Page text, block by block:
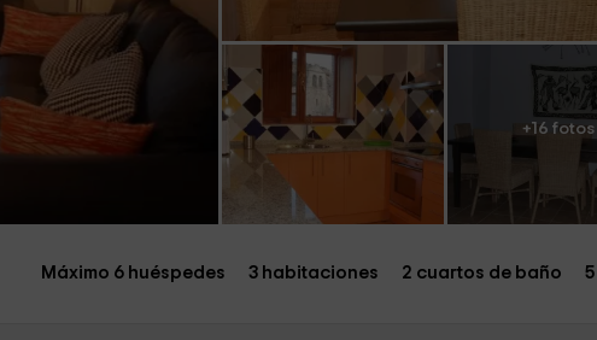
+16 fotos
Máximo 6 huéspedes 3 habitaciones 2 cuartos de baño